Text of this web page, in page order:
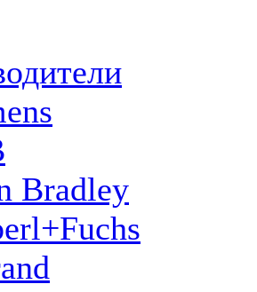
Bradley